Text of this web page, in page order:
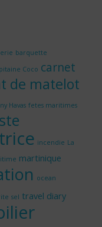
barquette
Coco carnet
de matelot
Havas fetes maritimes
incendie La
martinique
ocean
sel travel diary